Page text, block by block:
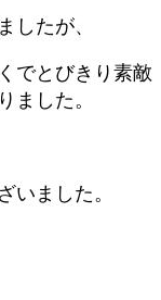
たが、
でとびきり素敵
した。
ました。